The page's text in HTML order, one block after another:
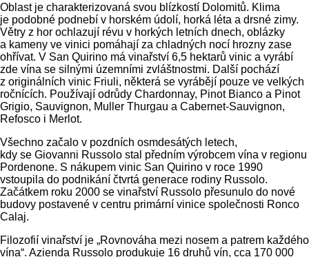
Oblast je charakterizovaná svou blízkostí Dolomitů. Klima
je podobné podnebí v horském údolí, horká léta a drsné zimy.
Větry z hor ochlazují révu v horkých letních dnech, oblázky
a kameny ve vinici pomáhají za chladných nocí hrozny zase
ohřívat. V San Quirino má vinařství 6,5 hektarů vinic a vyrábí
zde vína se silnými územními zvláštnostmi. Další pochází
z originálních vinic Friuli, některá se vyrábějí pouze ve velkých
ročnících. Používají odrůdy Chardonnay, Pinot Bianco a Pinot
Grigio, Sauvignon, Muller Thurgau a Cabernet-Sauvignon,
Refosco i Merlot.
Všechno začalo v pozdních osmdesátých letech,
kdy se Giovanni Russolo stal předním výrobcem vína v regionu
Pordenone. S nákupem vinic San Quirino v roce 1990
vstoupila do podnikání čtvrtá generace rodiny Russolo.
Začátkem roku 2000 se vinařství Russolo přesunulo do nové
budovy postavené v centru primární vinice společnosti Ronco
Calaj.
Filozofií vinařství je „Rovnováha mezi nosem a patrem každého
vína“. Azienda Russolo produkuje 16 druhů vín, cca 170 000